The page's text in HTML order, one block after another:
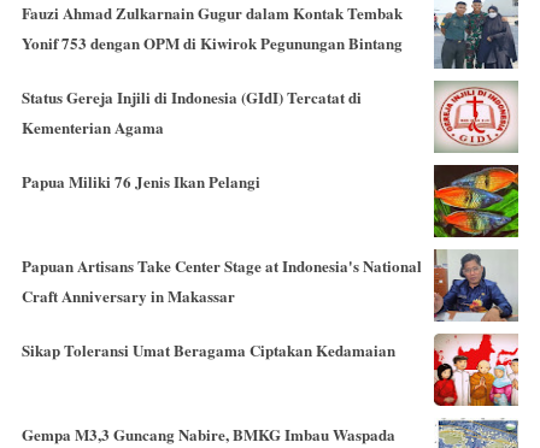
Fauzi Ahmad Zulkarnain Gugur dalam Kontak Tembak
Yonif 753 dengan OPM di Kiwirok Pegunungan Bintang
Status Gereja Injili di Indonesia (GIdI) Tercatat di
Kementerian Agama
Papua Miliki 76 Jenis Ikan Pelangi
Papuan Artisans Take Center Stage at Indonesia's National
Craft Anniversary in Makassar
Sikap Toleransi Umat Beragama Ciptakan Kedamaian
Gempa M3,3 Guncang Nabire, BMKG Imbau Waspada